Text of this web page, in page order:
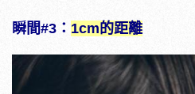
瞬間#3： 1cm的距離